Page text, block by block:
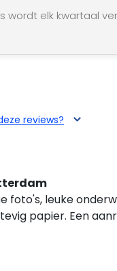
wordt elk kwartaal
reviews?
foto's, leuke
papier. Een